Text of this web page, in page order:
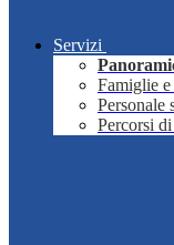
Servizi
Famiglie e
Personale
Percorsi